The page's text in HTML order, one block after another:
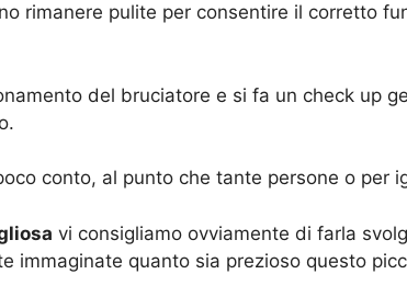
rimanere pulite per consentire il corretto
del bruciatore e si fa un check up
conto, al punto che tante persone o per
vi consigliamo ovviamente di farla
immaginate quanto sia prezioso questo